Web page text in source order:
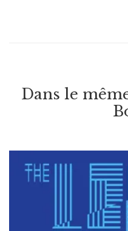
Dans le